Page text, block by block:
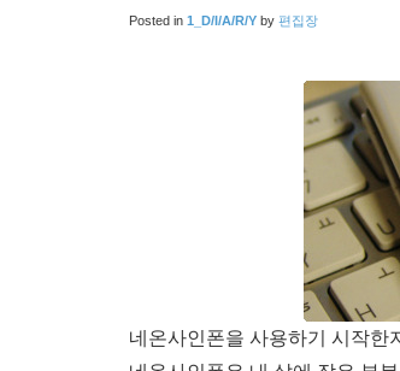
Posted in 1_D/I/A/R/Y by 편집장
네온사인폰을 사용하기 시작한